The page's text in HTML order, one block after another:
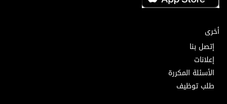
أخرى
إتصل بنا
إعلانات
الأسئلة المكررة
طلب توظيف